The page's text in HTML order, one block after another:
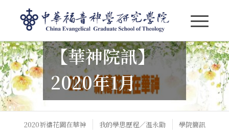
【華神院訊】2020年1月
【華神院訊】
2020年1月
2020祈禱花園在華神 我的學思歷程／溫永勖 學院簡訊